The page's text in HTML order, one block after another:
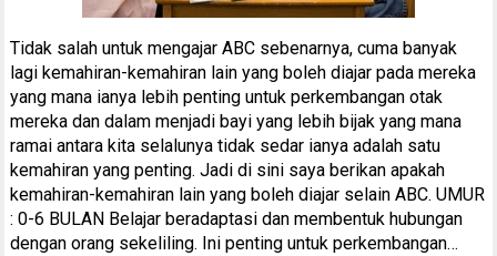
Tidak salah untuk mengajar ABC sebenarnya, cuma banyak
lagi kemahiran-kemahiran lain yang boleh diajar pada mereka
yang mana ianya lebih penting untuk perkembangan otak
mereka dan dalam menjadi bayi yang lebih bijak yang mana
ramai antara kita selalunya tidak sedar ianya adalah satu
kemahiran yang penting. Jadi di sini saya berikan apakah
kemahiran-kemahiran lain yang boleh diajar selain ABC. UMUR
: 0-6 BULAN Belajar beradaptasi dan membentuk hubungan
dengan orang sekeliling. Ini penting untuk perkembangan…